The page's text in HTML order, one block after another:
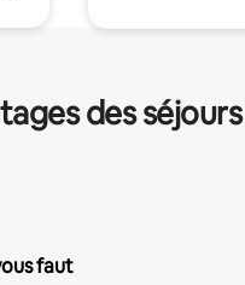
des
faut